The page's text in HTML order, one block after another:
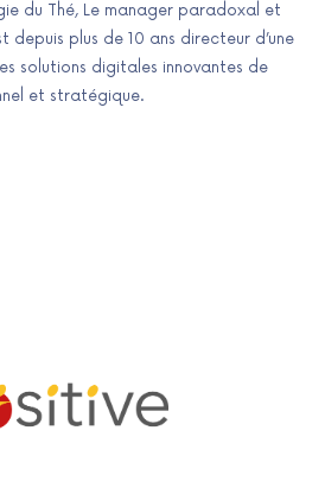
du Thé, Le manager paradoxal et
depuis plus de 10 ans directeur d’une
solutions digitales innovantes de
et stratégique.